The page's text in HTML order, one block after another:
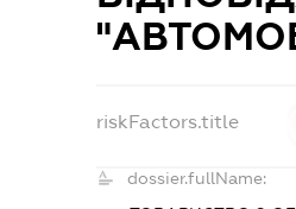
riskFactors.title
dossier.fullName: